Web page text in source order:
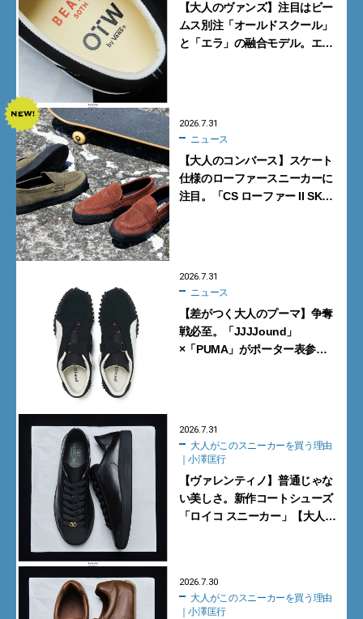
【大人のヴァンズ】注目はビー
ムス別注「オールドスクール」
と「エラ」の融合モデル。エ
2026.7.31
ニュース
【大人のコンバース】スケート
仕様のローファースニーカーに
注目。「CS ローファー II SK」
2026.7.31
ニュース
【差がつく大人のプーマ】争奪
戦必至。「JJJJound」
×「PUMA」がポーター表参道
2026.7.31
｜小澤匡行
【ヴァレンティノ】普通じゃな
い美しさ。新作コートシューズ
「ロイコ スニーカー」【大人が
2026.7.30
｜小澤匡行